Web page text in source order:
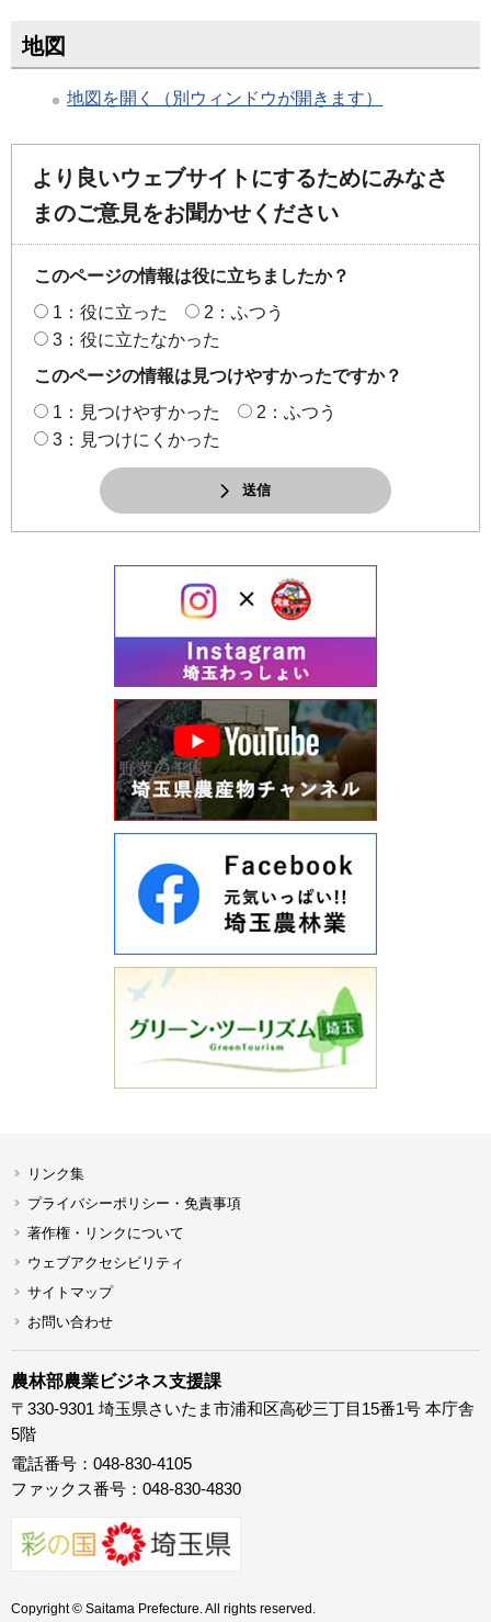
地図
地図を開く（別ウィンドウが開きます）
より良いウェブサイトにするためにみなさ
まのご意見をお聞かせください
このページの情報は役に立ちましたか？
1：役に立った
2：ふつう
3：役に立たなかった
このページの情報は見つけやすかったですか？
1：見つけやすかった
2：ふつう
3：見つけにくかった
送信
リンク集
プライバシーポリシー・免責事項
著作権・リンクについて
ウェブアクセシビリティ
サイトマップ
お問い合わせ
農林部農業ビジネス支援課
〒330-9301 埼玉県さいたま市浦和区高砂三丁目15番1号 本庁舎
5階
電話番号：048-830-4105
ファックス番号：048-830-4830
Copyright © Saitama Prefecture. All rights reserved.